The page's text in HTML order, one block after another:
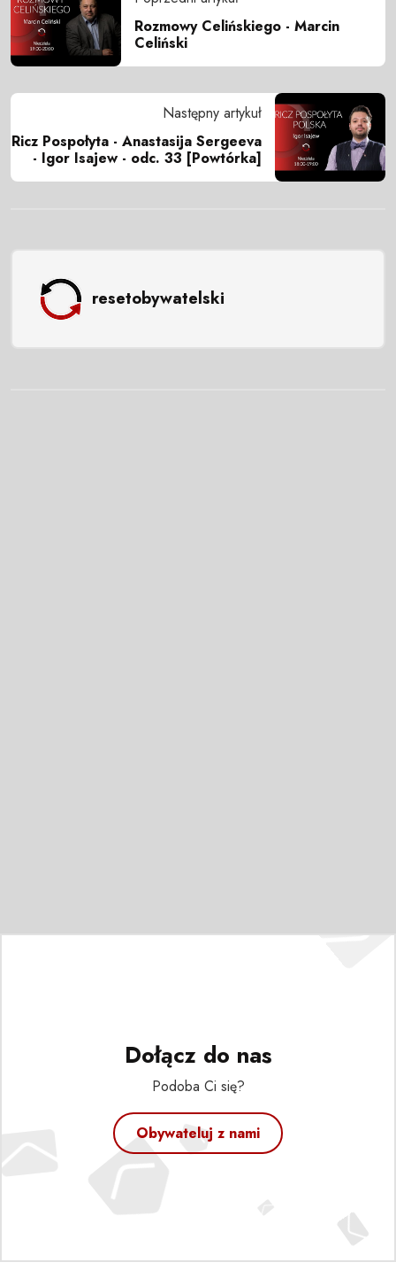
Rozmowy Celińskiego - Marcin
Celiński
Następny artykuł
Ricz Pospołyta - Anastasija Sergeeva
- Igor Isajew - odc. 33 [Powtórka]
resetobywatelski
Dołącz do nas
Podoba Ci się?
Obywateluj z nami